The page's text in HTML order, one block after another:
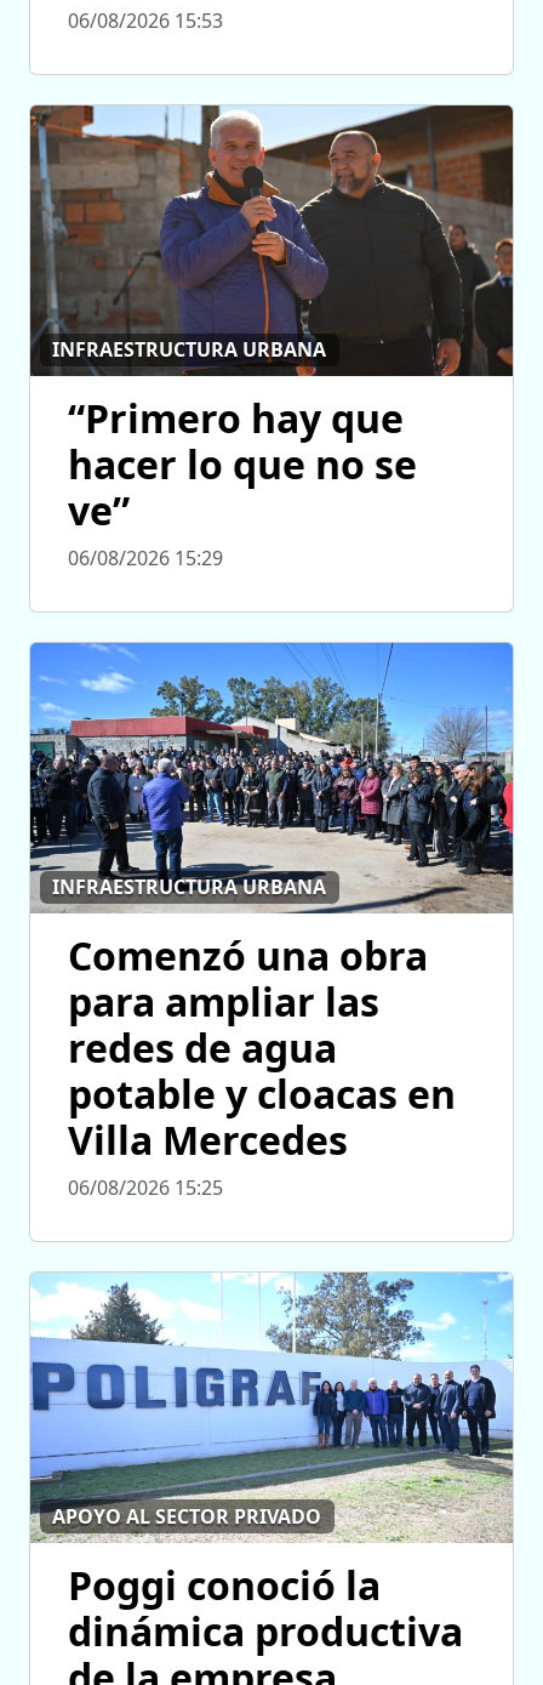
06/08/2026 15:53
INFRAESTRUCTURA URBANA
“Primero hay que
hacer lo que no se
ve”
06/08/2026 15:29
INFRAESTRUCTURA URBANA
Comenzó una obra
para ampliar las
redes de agua
potable y cloacas en
Villa Mercedes
06/08/2026 15:25
APOYO AL SECTOR PRIVADO
Poggi conoció la
dinámica productiva